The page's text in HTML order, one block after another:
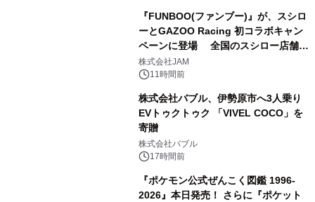
『FUNBOO(ファンブー)』が、スシロ
ーとGAZOO Racing 初コラボキャン
ペーンに登場 全国のスシロー店舗で
GR 4車種の FUNBOO(ミニカー)付き
メニューが展開されます
株式会社JAM
11時間前
株式会社バブル、伊勢原市へ3人乗り
EVトゥクトゥク 「VIVEL COCO」を
寄贈
株式会社バブル
17時間前
『ポケモン公式ぜんこく図鑑 1996-
2026』本日発売！ さらに『ポケット